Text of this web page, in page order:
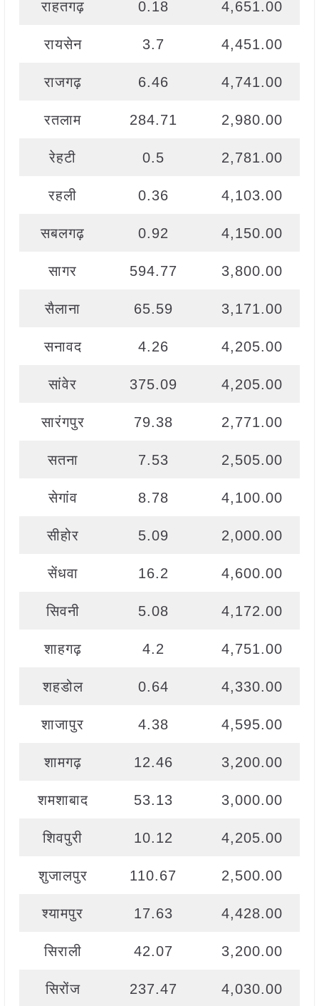
राहतगढ़ 0.18 4,651.00
रायसेन 3.7 4,451.00
राजगढ़ 6.46 4,741.00
रतलाम 284.71 2,980.00
रेहटी 0.5 2,781.00
रहली 0.36 4,103.00
सबलगढ़ 0.92 4,150.00
सागर 594.77 3,800.00
सैलाना 65.59 3,171.00
सनावद 4.26 4,205.00
सांवेर 375.09 4,205.00
सारंगपुर 79.38 2,771.00
सतना 7.53 2,505.00
सेगांव 8.78 4,100.00
सीहोर 5.09 2,000.00
सेंधवा 16.2 4,600.00
सिवनी 5.08 4,172.00
शाहगढ़ 4.2 4,751.00
शहडोल 0.64 4,330.00
शाजापुर 4.38 4,595.00
शामगढ़ 12.46 3,200.00
शमशाबाद 53.13 3,000.00
शिवपुरी 10.12 4,205.00
शुजालपुर 110.67 2,500.00
श्यामपुर 17.63 4,428.00
सिराली 42.07 3,200.00
सिरोंज 237.47 4,030.00